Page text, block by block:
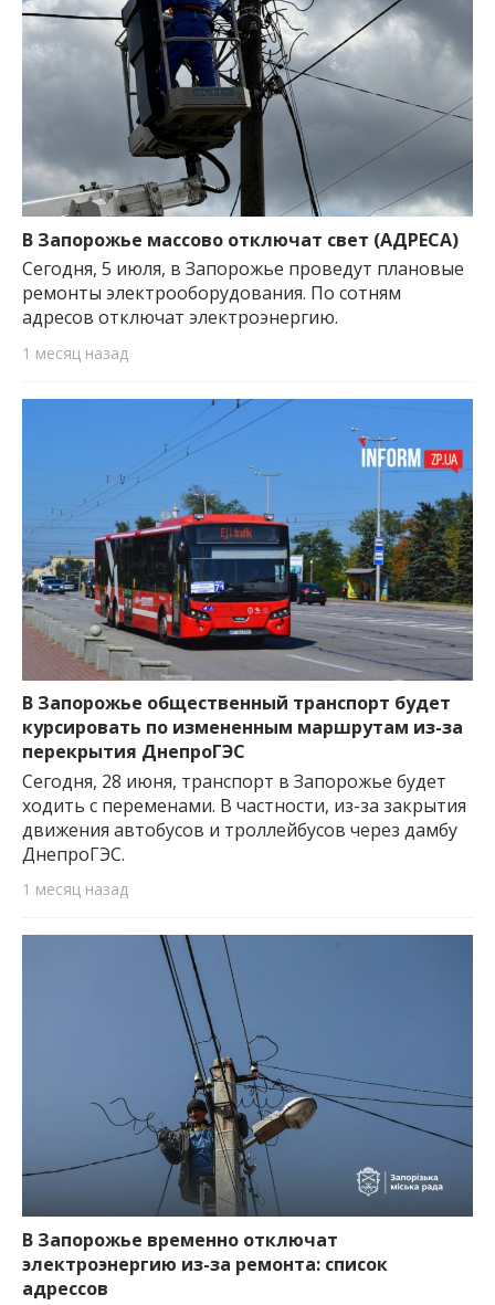
В Запорожье массово отключат свет (АДРЕСА)
Сегодня, 5 июля, в Запорожье проведут плановые
ремонты электрооборудования. По сотням
адресов отключат электроэнергию.
1 месяц назад
В Запорожье общественный транспорт будет
курсировать по измененным маршрутам из-за
перекрытия ДнепроГЭС
Сегодня, 28 июня, транспорт в Запорожье будет
ходить с переменами. В частности, из-за закрытия
движения автобусов и троллейбусов через дамбу
ДнепроГЭС.
1 месяц назад
В Запорожье временно отключат
электроэнергию из-за ремонта: список
адрессов